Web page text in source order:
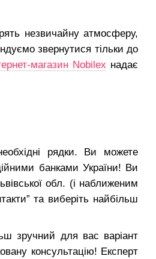
незвичайну атмосферу,
звернутися тільки до
магазин Nobilex надає
рядки. Ви можете
банками України! Ви
обл. (і наближеним
та виберіть найбільш
зручний для вас варіант
консультацію! Експерт